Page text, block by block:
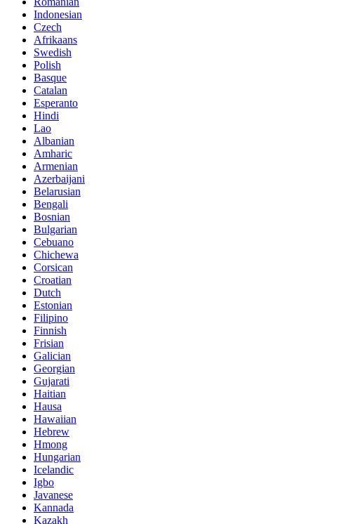
Indonesian
Czech
Afrikaans
Swedish
Polish
Basque
Catalan
Esperanto
Hindi
Lao
Albanian
Amharic
Armenian
Azerbaijani
Belarusian
Bengali
Bosnian
Bulgarian
Cebuano
Chichewa
Corsican
Croatian
Dutch
Estonian
Filipino
Finnish
Frisian
Galician
Georgian
Gujarati
Haitian
Hausa
Hawaiian
Hebrew
Hmong
Hungarian
Icelandic
Igbo
Javanese
Kannada
Kazakh